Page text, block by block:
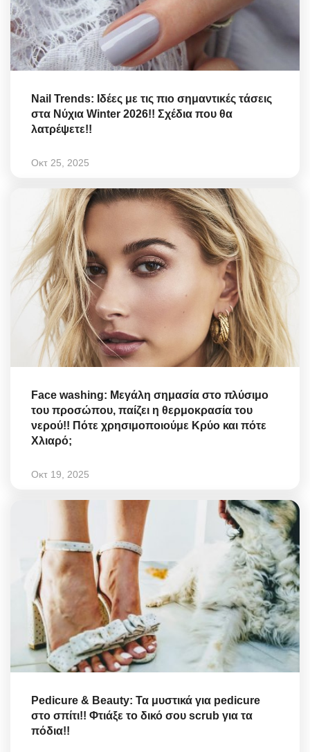
Nail Trends: Ιδέες με τις πιο σημαντικές τάσεις
στα Νύχια Winter 2026!! Σχέδια που θα
λατρέψετε!!
Οκτ 25, 2025
Face washing: Μεγάλη σημασία στο πλύσιμο
του προσώπου, παίζει η θερμοκρασία του
νερού!! Πότε χρησιμοποιούμε Κρύο και πότε
Χλιαρό;
Οκτ 19, 2025
Pedicure & Beauty: Τα μυστικά για pedicure
στο σπίτι!! Φτιάξε το δικό σου scrub για τα
πόδια!!